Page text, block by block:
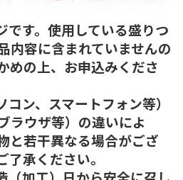
です。使用している盛りつ
内容に含まれていませんの
めの上、お申込みくださ
ン、スマートフォン等）
ラウザ等）の違いによ
と若干異なる場合がござ
了承ください。